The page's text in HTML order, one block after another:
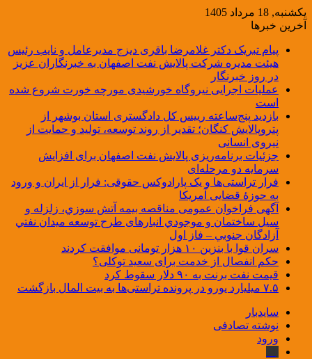
یکشنبه, 18 مرداد 1405
آخرین خبرها
پیام تبریک دکتر غلامرضا باقری دیزج مدیرعامل و نایب رئیس
هیئت مدیره شرکت پالایش نفت اصفهان به خبرنگاران عزیز
در روز خبرنگار
عملیات اجرایی نیروگاه خورشیدی مورچه خورت شروع شده
است
بازدید پنج‌ساعته رییس کل دادگستری استان بوشهر از
پتروپالایش کنگان؛ تقدیر از روند توسعه، تولید و حمایت از
نیروی انسانی
جزئیات برنامه‌ریزی پالایش نفت اصفهان برای افزایش
سرمایه دو مرحله‌ای
فرار تراستی‌ها و یک پارادوکس حقوقی: فرار از ایران و ورود
به حوزۀ قضایی آمریکا
آگهی فراخوان عمومی مناقصه بيمه آتش سوزي، زلزله و
سیل ساختمان و موجودي انبارهای طرح توسعه ميدان نفتي
آزادگان جنوبي – فاز اول
سران قوا با بنزین ۱۰ هزار تومانی موافقت کردند
حکم انفصال از خدمت برای سعید توکلی؟
قیمت نفت برنت به ۹۰ دلار سقوط کرد
۷.۵ میلیارد یورو در پرونده تراستی‌ها به بیت المال بازگشت
سایدبار
نوشته تصادفی
ورود